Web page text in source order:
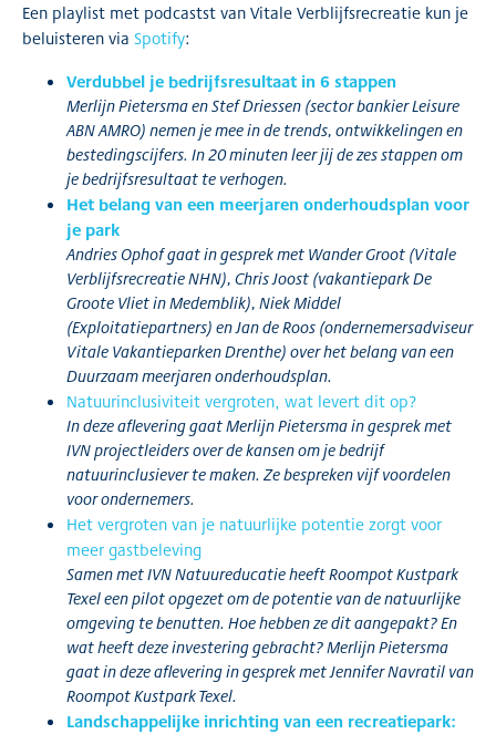
Een playlist met podcastst van Vitale Verblijfsrecreatie kun je
beluisteren via Spotify:
Verdubbel je bedrijfsresultaat in 6 stappen
Merlijn Pietersma en Stef Driessen (sector bankier Leisure
ABN AMRO) nemen je mee in de trends, ontwikkelingen en
bestedingscijfers. In 20 minuten leer jij de zes stappen om
je bedrijfsresultaat te verhogen.
Het belang van een meerjaren onderhoudsplan voor
je park
Andries Ophof gaat in gesprek met Wander Groot (Vitale
Verblijfsrecreatie NHN), Chris Joost (vakantiepark De
Groote Vliet in Medemblik), Niek Middel
(Exploitatiepartners) en Jan de Roos (ondernemersadviseur
Vitale Vakantieparken Drenthe) over het belang van een
Duurzaam meerjaren onderhoudsplan.
Natuurinclusiviteit vergroten, wat levert dit op?
In deze aflevering gaat Merlijn Pietersma in gesprek met
IVN projectleiders over de kansen om je bedrijf
natuurinclusiever te maken. Ze bespreken vijf voordelen
voor ondernemers.
Het vergroten van je natuurlijke potentie zorgt voor
meer gastbeleving
Samen met IVN Natuureducatie heeft Roompot Kustpark
Texel een pilot opgezet om de potentie van de natuurlijke
omgeving te benutten. Hoe hebben ze dit aangepakt? En
wat heeft deze investering gebracht? Merlijn Pietersma
gaat in deze aflevering in gesprek met Jennifer Navratil van
Roompot Kustpark Texel.
Landschappelijke inrichting van een recreatiepark: